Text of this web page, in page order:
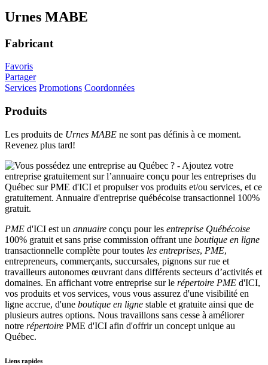
Urnes MABE
Fabricant
Favoris
Partager
Services Promotions Coordonnées
Produits
Les produits de Urnes MABE ne sont pas définis à ce moment.
Revenez plus tard!
PME d'ICI est un annuaire conçu pour les entreprise Québécoise
100% gratuit et sans prise commission offrant une boutique en ligne
transactionnelle complète pour toutes les entreprises, PME,
entrepreneurs, commerçants, succursales, pignons sur rue et
travailleurs autonomes œuvrant dans différents secteurs d’activités et
domaines. En affichant votre entreprise sur le répertoire PME d'ICI,
vos produits et vos services, vous vous assurez d'une visibilité en
ligne accrue, d'une boutique en ligne stable et gratuite ainsi que de
plusieurs autres options. Nous travaillons sans cesse à améliorer
notre répertoire PME d'ICI afin d'offrir un concept unique au
Québec.
Liens rapides